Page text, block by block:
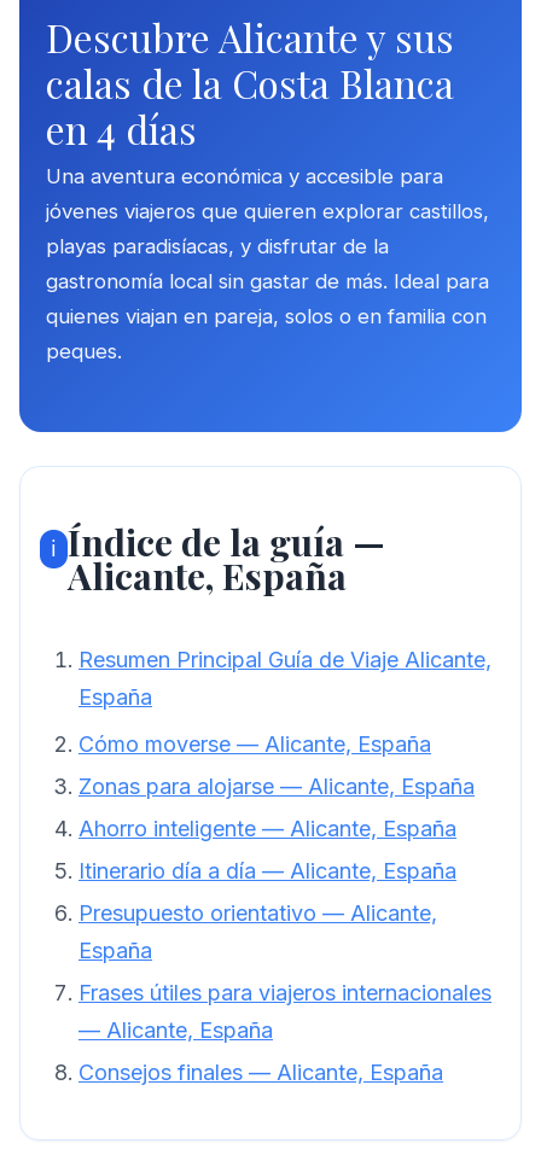
Descubre Alicante y sus
calas de la Costa Blanca
en 4 días
Una aventura económica y accesible para
jóvenes viajeros que quieren explorar castillos,
playas paradisíacas, y disfrutar de la
gastronomía local sin gastar de más. Ideal para
quienes viajan en pareja, solos o en familia con
peques.
ℹ️ Índice de la guía —
Alicante, España
Resumen Principal Guía de Viaje Alicante,
España
Cómo moverse — Alicante, España
Zonas para alojarse — Alicante, España
Ahorro inteligente — Alicante, España
Itinerario día a día — Alicante, España
Presupuesto orientativo — Alicante,
España
Frases útiles para viajeros internacionales
— Alicante, España
Consejos finales — Alicante, España